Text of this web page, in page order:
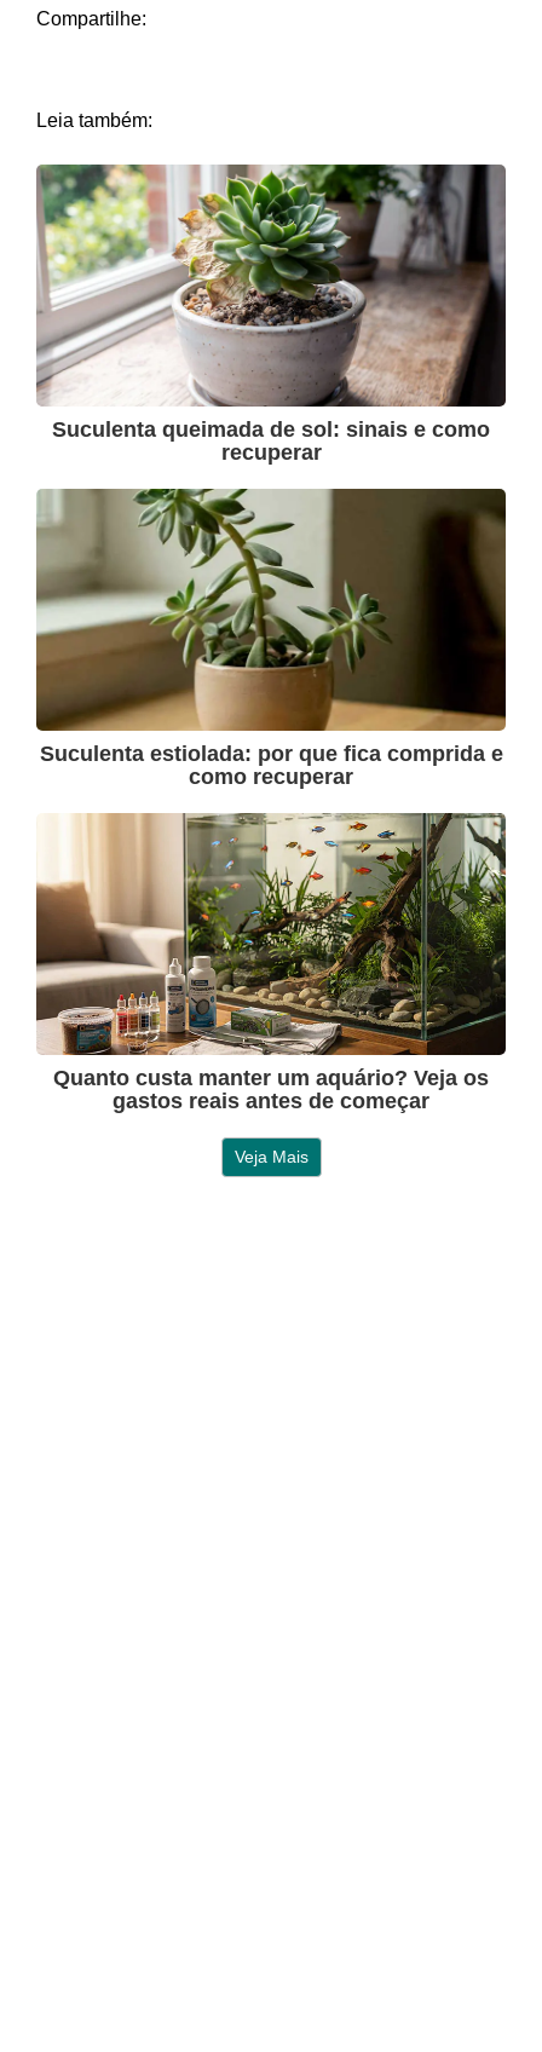
Compartilhe:
Leia também:
Suculenta queimada de sol: sinais e como
recuperar
Suculenta estiolada: por que fica comprida e
como recuperar
Quanto custa manter um aquário? Veja os
gastos reais antes de começar
Veja Mais